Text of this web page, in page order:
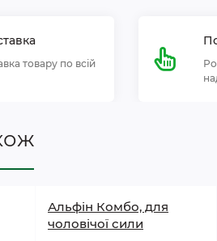
товару по всій
Альфін Комбо, для
чоловічої сили